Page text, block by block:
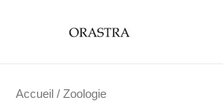
Accueil / Zoologie